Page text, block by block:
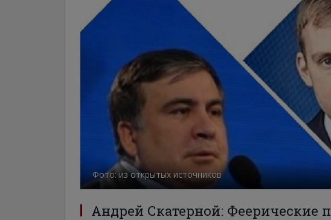
Фото: из открытых источников
Андрей Скатерной: Феерические